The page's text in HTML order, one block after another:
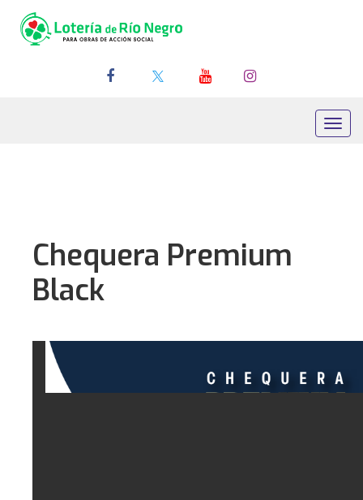
Chequera Premium
Black